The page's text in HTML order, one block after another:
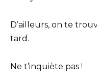
D’ailleurs, on te
tard.
Ne t’inquiète pas !